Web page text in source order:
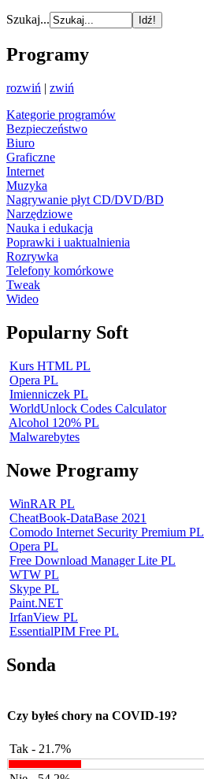
Szukaj...
Programy
rozwiń | zwiń
Kategorie programów
Bezpieczeństwo
Biuro
Graficzne
Internet
Muzyka
Nagrywanie płyt CD/DVD/BD
Narzędziowe
Nauka i edukacja
Poprawki i uaktualnienia
Rozrywka
Telefony komórkowe
Tweak
Wideo
Popularny Soft
Kurs HTML PL
Opera PL
Imienniczek PL
WorldUnlock Codes Calculator
Alcohol 120% PL
Malwarebytes
Nowe Programy
WinRAR PL
CheatBook-DataBase 2021
Comodo Internet Security Premium PL
Opera PL
Free Download Manager Lite PL
WTW PL
Skype PL
Paint.NET
IrfanView PL
EssentialPIM Free PL
Sonda
Czy byłeś chory na COVID-19?
Tak - 21.7%